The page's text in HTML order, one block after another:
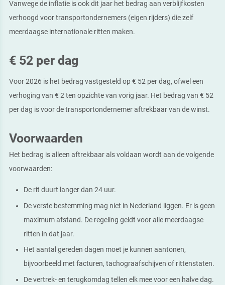
Vanwege de inflatie is ook dit jaar het bedrag aan verblijfkosten
verhoogd voor transportondernemers (eigen rijders) die zelf
meerdaagse internationale ritten maken.
€ 52 per dag
Voor 2026 is het bedrag vastgesteld op € 52 per dag, ofwel een
verhoging van € 2 ten opzichte van vorig jaar. Het bedrag van € 52
per dag is voor de transportondernemer aftrekbaar van de winst.
Voorwaarden
Het bedrag is alleen aftrekbaar als voldaan wordt aan de volgende
voorwaarden:
De rit duurt langer dan 24 uur.
De verste bestemming mag niet in Nederland liggen. Er is geen
maximum afstand. De regeling geldt voor alle meerdaagse
ritten in dat jaar.
Het aantal gereden dagen moet je kunnen aantonen,
bijvoorbeeld met facturen, tachograafschijven of rittenstaten.
De vertrek- en terugkomdag tellen elk mee voor een halve dag.